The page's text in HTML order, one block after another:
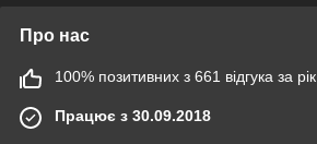
Про нас
100% позитивних з 661 відгука за рік
Працює з 30.09.2018